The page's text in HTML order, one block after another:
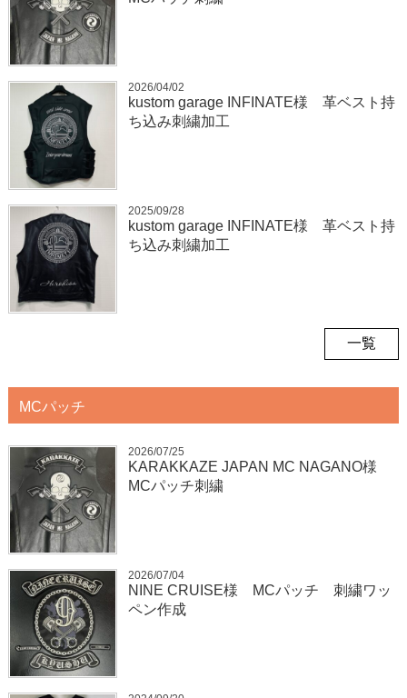
2026/04/02
kustom garage INFINATE様 革ベスト持
ち込み刺繍加工
2025/09/28
kustom garage INFINATE様 革ベスト持
ち込み刺繍加工
一覧
MCパッチ
2026/07/25
KARAKKAZE JAPAN MC NAGANO様
MCパッチ刺繍
2026/07/04
NINE CRUISE様 MCパッチ 刺繍ワッ
ペン作成